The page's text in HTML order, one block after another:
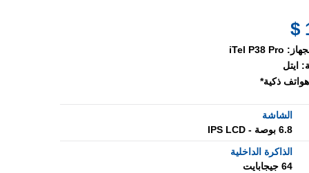
iTel P38 Pro
ايتل
هواتف ذكية*
الشاشة
6.8 بوصة - IPS LCD
الذاكرة الداخلية
64 جيجابايت